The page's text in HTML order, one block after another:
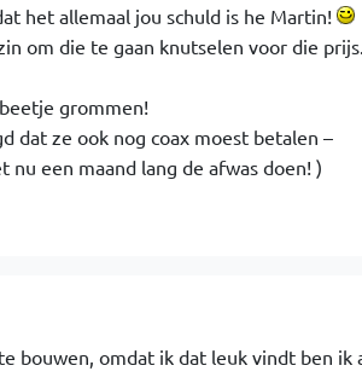
het allemaal jou schuld is he Martin!
om die te gaan knutselen voor die
grommen!
dat ze ook nog coax moest betalen –
nu een maand lang de afwas doen! )
bouwen, omdat ik dat leuk vindt ben ik